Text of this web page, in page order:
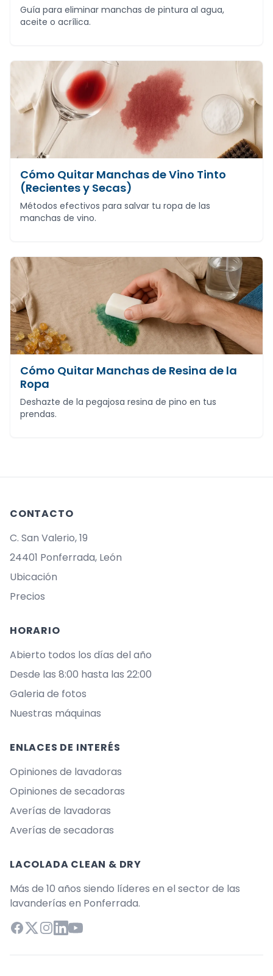
Guía para eliminar manchas de pintura al agua,
aceite o acrílica.
Cómo Quitar Manchas de Vino Tinto
(Recientes y Secas)
Métodos efectivos para salvar tu ropa de las
manchas de vino.
Cómo Quitar Manchas de Resina de la
Ropa
Deshazte de la pegajosa resina de pino en tus
prendas.
CONTACTO
C. San Valerio, 19
24401 Ponferrada, León
Ubicación
Precios
HORARIO
Abierto todos los días del año
Desde las 8:00 hasta las 22:00
Galeria de fotos
Nuestras máquinas
ENLACES DE INTERÉS
Opiniones de lavadoras
Opiniones de secadoras
Averías de lavadoras
Averías de secadoras
LACOLADA CLEAN & DRY
Más de 10 años siendo líderes en el sector de las
lavanderías en Ponferrada.
Facebook
X (Twitter)
Instagram
LinkedIn
YouTube